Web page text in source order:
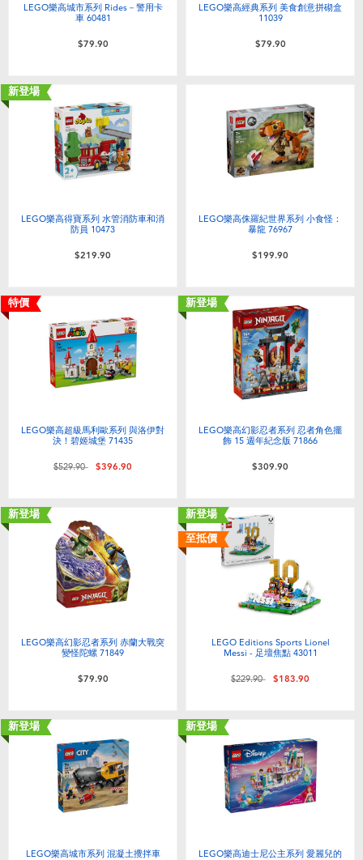
LEGO樂高城市系列 Rides－警用卡
車 60481
$79.90
LEGO樂高經典系列 美食創意拼砌盒
11039
$79.90
新登場
LEGO樂高得寶系列 水管消防車和消
防員 10473
$219.90
LEGO樂高侏羅紀世界系列 小食怪：
暴龍 76967
$199.90
特價
LEGO樂高超級馬利歐系列 與洛伊對
決！碧姬城堡 71435
價格從
$529.90至$396.90
新登場
LEGO樂高幻影忍者系列 忍者角色擺
飾 15 週年紀念版 71866
$309.90
新登場
LEGO樂高幻影忍者系列 赤蘭大戰突
變怪陀螺 71849
$79.90
新登場
至抵價
LEGO Editions Sports Lionel
Messi - 足壇焦點 43011
價格從
$229.90至$183.90
新登場
LEGO樂高城市系列 混凝土攪拌車
新登場
LEGO樂高迪士尼公主系列 愛麗兒的